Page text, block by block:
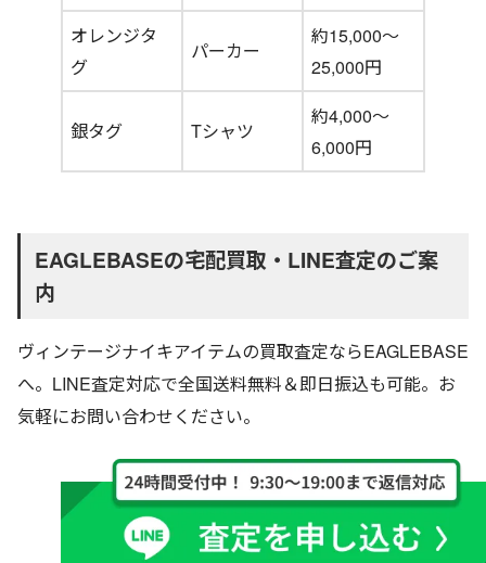
オレンジタ
グ
パーカー
約15,000〜
25,000円
銀タグ Tシャツ
約4,000〜
6,000円
EAGLEBASEの宅配買取・LINE査定のご案
内
ヴィンテージナイキアイテムの買取査定ならEAGLEBASE
へ。LINE査定対応で全国送料無料＆即日振込も可能。お
気軽にお問い合わせください。